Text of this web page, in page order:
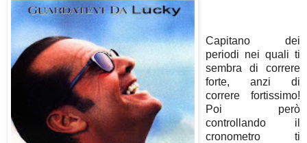
Capitano dei
periodi nei quali ti
sembra di correre
forte, anzi di
correre fortissimo!
Poi però
controllando il
cronometro ti